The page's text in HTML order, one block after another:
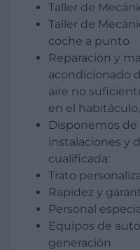
Taller de
Taller de
coche a punto
Reparación y
acondicionado
aire no
en el
Disponemos de
instalaciones y
cualificada:
Trato
Rapidez y
Personal
Equipos de
generación